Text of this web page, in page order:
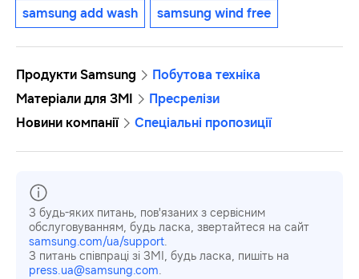
samsung add wash samsung wind free
Продукти Samsung
Побутова техніка
Матеріали для ЗМІ
Пресрелізи
Новини компанії
Спеціальні пропозиції
З будь-яких питань, пов'язаних з сервісним
обслуговуванням, будь ласка, звертайтеся на сайт
samsung.com/ua/support.
З питань співпраці зі ЗМІ, будь ласка, пишіть на
press.ua@samsung.com.